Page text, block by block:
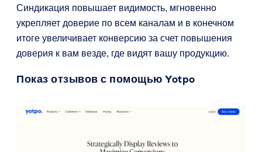
Синдикация повышает видимость, мгновенно
укрепляет доверие по всем каналам и в конечном
итоге увеличивает конверсию за счет повышения
доверия к вам везде, где видят вашу продукцию.
Показ отзывов с помощью Yotpo